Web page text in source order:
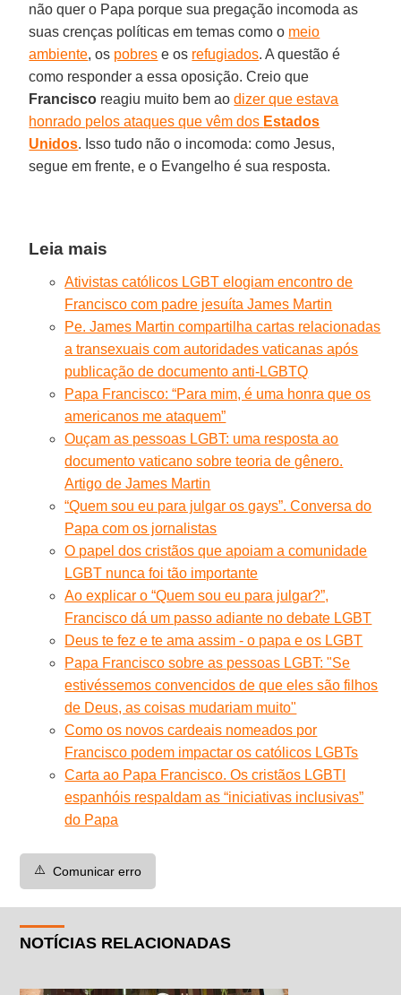
não quer o Papa porque sua pregação incomoda as
suas crenças políticas em temas como o meio
ambiente, os pobres e os refugiados. A questão é
como responder a essa oposição. Creio que
Francisco reagiu muito bem aodizer que estava
honrado pelos ataques que vêm dos Estados
Unidos. Isso tudo não o incomoda: como Jesus,
segue em frente, e o Evangelho é sua resposta.
Leia mais
Ativistas católicos LGBT elogiam encontro de
Francisco com padre jesuíta James Martin
Pe. James Martin compartilha cartas relacionadas
a transexuais com autoridades vaticanas após
publicação de documento anti-LGBTQ
Papa Francisco: “Para mim, é uma honra que os
americanos me ataquem”
Ouçam as pessoas LGBT: uma resposta ao
documento vaticano sobre teoria de gênero.
Artigo de James Martin
“Quem sou eu para julgar os gays”. Conversa do
Papa com os jornalistas
O papel dos cristãos que apoiam a comunidade
LGBT nunca foi tão importante
Ao explicar o “Quem sou eu para julgar?”,
Francisco dá um passo adiante no debate LGBT
Deus te fez e te ama assim - o papa e os LGBT
Papa Francisco sobre as pessoas LGBT: "Se
estivéssemos convencidos de que eles são filhos
de Deus, as coisas mudariam muito"
Como os novos cardeais nomeados por
Francisco podem impactar os católicos LGBTs
Carta ao Papa Francisco. Os cristãos LGBTI
espanhóis respaldam as “iniciativas inclusivas”
do Papa
⚠️ Comunicar erro
NOTÍCIAS RELACIONADAS